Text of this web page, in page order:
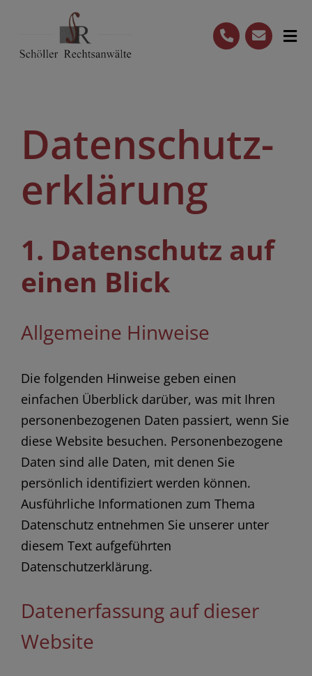
content
Leistungen
(0711) 722091-80
Termin vereinbaren
Datenschutz­
erklärung
1. Datenschutz auf
einen Blick
Allgemeine Hinweise
Die folgenden Hinweise geben einen
einfachen Überblick darüber, was mit Ihren
personenbezogenen Daten passiert, wenn Sie
diese Website besuchen. Personenbezogene
Daten sind alle Daten, mit denen Sie
persönlich identifiziert werden können.
Ausführliche Informationen zum Thema
Datenschutz entnehmen Sie unserer unter
diesem Text aufgeführten
Datenschutzerklärung.
Datenerfassung auf dieser
Website